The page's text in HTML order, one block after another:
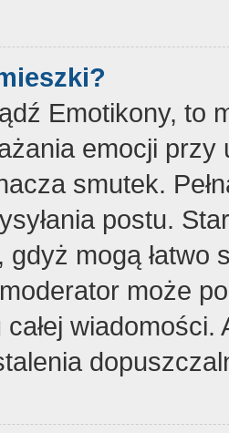
Emotikony, to
emocji
smutek.
postu.
gdyż mogą
może